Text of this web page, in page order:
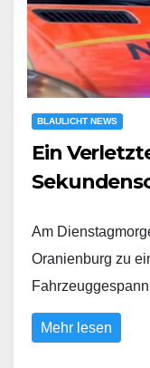
BLAULICHT NEWS
Ein
Am
Oranienburg zu
Mehr lesen